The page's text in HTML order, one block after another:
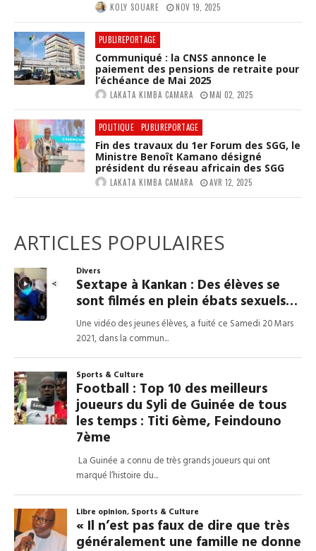
KOLY SOUARE NOV 19, 2025
PUBLIREPORTAGE
Communiqué : la CNSS annonce le
paiement des pensions de retraite pour
l’échéance de Mai 2025
LAKATA KIMBA CAMARA MAI 02, 2025
POLITIQUE PUBLIREPORTAGE
Fin des travaux du 1er Forum des SGG, le
Ministre Benoît Kamano désigné
président du réseau africain des SGG
LAKATA KIMBA CAMARA AVR 12, 2025
ARTICLES POPULAIRES